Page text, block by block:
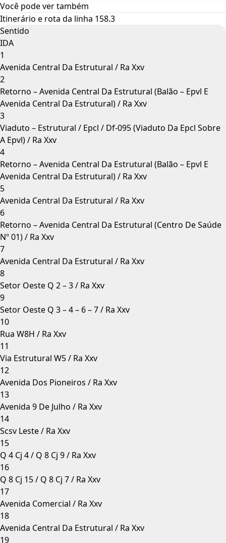
Você pode ver também
Itinerário e rota da linha 158.3
Sentido
IDA
1
Avenida Central Da Estrutural / Ra Xxv
2
Retorno – Avenida Central Da Estrutural (Balão – Epvl E
Avenida Central Da Estrutural) / Ra Xxv
3
Viaduto – Estrutural / Epcl / Df-095 (Viaduto Da Epcl Sobre
A Epvl) / Ra Xxv
4
Retorno – Avenida Central Da Estrutural (Balão – Epvl E
Avenida Central Da Estrutural) / Ra Xxv
5
Avenida Central Da Estrutural / Ra Xxv
6
Retorno – Avenida Central Da Estrutural (Centro De Saúde
Nº 01) / Ra Xxv
7
Avenida Central Da Estrutural / Ra Xxv
8
Setor Oeste Q 2 – 3 / Ra Xxv
9
Setor Oeste Q 3 – 4 – 6 – 7 / Ra Xxv
10
Rua W8H / Ra Xxv
11
Via Estrutural W5 / Ra Xxv
12
Avenida Dos Pioneiros / Ra Xxv
13
Avenida 9 De Julho / Ra Xxv
14
Scsv Leste / Ra Xxv
15
Q 4 Cj 4 / Q 8 Cj 9 / Ra Xxv
16
Q 8 Cj 15 / Q 8 Cj 7 / Ra Xxv
17
Avenida Comercial / Ra Xxv
18
Avenida Central Da Estrutural / Ra Xxv
19